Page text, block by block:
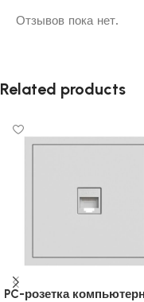
Отзывов пока нет.
Related products
PC-розетка